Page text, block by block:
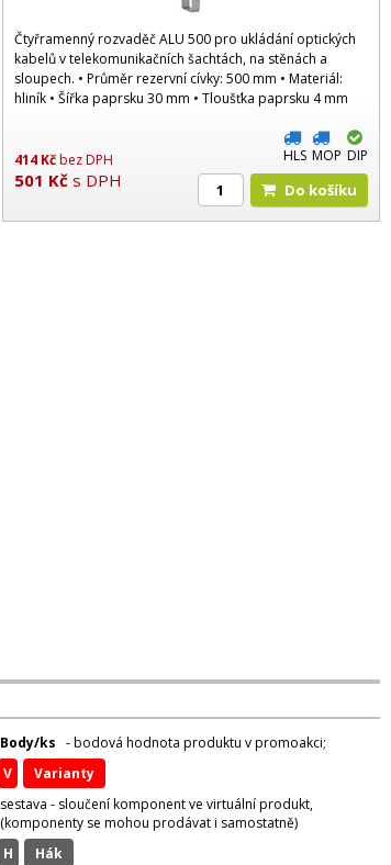
Čtyřramenný rozvaděč ALU 500 pro ukládání optických
kabelů v telekomunikačních šachtách, na stěnách a
sloupech. • Průměr rezervní cívky: 500 mm • Materiál:
hliník • Šířka paprsku 30 mm • Tloušťka paprsku 4 mm
414 Kčbez DPH
501 Kč s DPH
HLS MOP DIP
Do košíku
Body/ks - bodová hodnota produktu v promoakci;
v
varianty
sestava - sloučení komponent ve virtuální produkt,
(komponenty se mohou prodávat i samostatně)
H
hák